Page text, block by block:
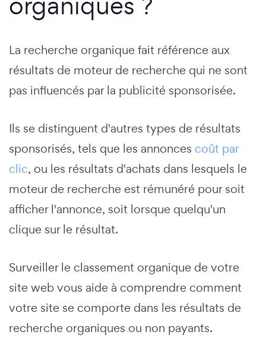
La recherche organique fait référence aux
résultats de moteur de recherche qui ne sont
pas influencés par la publicité sponsorisée.
Ils se distinguent d'autres types de résultats
sponsorisés, tels que les annonces coût par
clic, ou les résultats d'achats dans lesquels le
moteur de recherche est rémunéré pour soit
afficher l'annonce, soit lorsque quelqu'un
clique sur le résultat.
Surveiller le classement organique de votre
site web vous aide à comprendre comment
votre site se comporte dans les résultats de
recherche organiques ou non payants.